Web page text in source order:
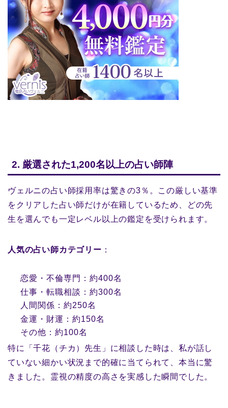
2. 厳選された1,200名以上の占い師陣
ヴェルニの占い師採用率は驚きの3％。この厳しい基準
をクリアした占い師だけが在籍しているため、どの先
生を選んでも一定レベル以上の鑑定を受けられます。
人気の占い師カテゴリー ：
恋愛・不倫専門：約400名
仕事・転職相談：約300名
人間関係：約250名
金運・財運：約150名
その他：約100名
特に「千花（チカ）先生」に相談した時は、私が話し
ていない細かい状況まで的確に当てられて、本当に驚
きました。霊視の精度の高さを実感した瞬間でした。